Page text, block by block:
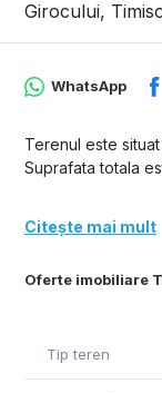
Girocului,
Oferte imobiliare
WhatsApp
Terenul este
Suprafata totala
Citește mai mult
Tip teren